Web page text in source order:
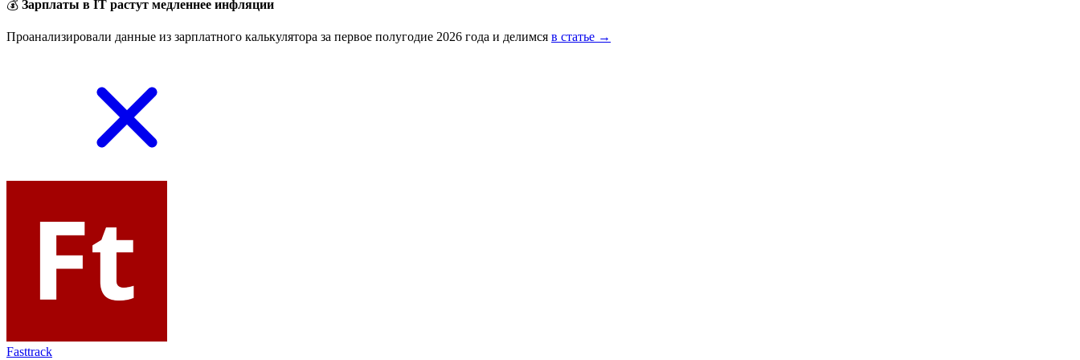
💰 Зарплаты в IT растут медленнее инфляции
Проанализировали данные из зарплатного калькулятора за первое полугодие 2026 года и делимся в статье →
Fasttrack